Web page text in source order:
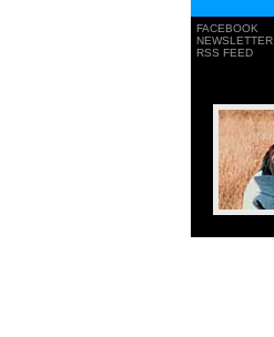
FACEBOOK
NEWSLETTER
RSS FEED